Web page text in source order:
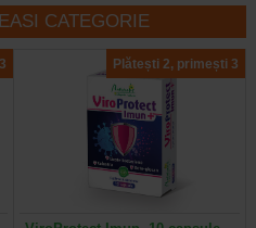
CATEGORIE
Plătești 2, primești 3